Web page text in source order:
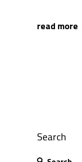
read more
Search
Search